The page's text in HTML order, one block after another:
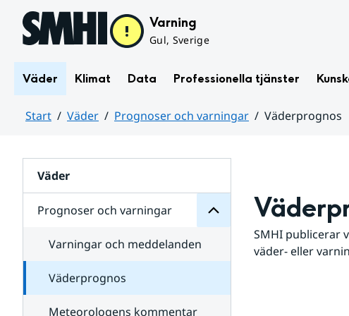
Hoppa till sidans innehåll Varning
Gul, Sverige
Väder Klimat Data Professionella tjänster
Start Väder Prognoser och varningar
Väderprognos
Väder
Prognoser och varningar
för
varningar
Varningar och meddelanden
Väderprognos
Meteorologens kommentar
SMHI publicerar
väder- eller